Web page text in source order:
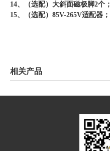
14、（选配）大斜面磁极脚2个；
15、（选配）85V-265V适配器；
相关产品